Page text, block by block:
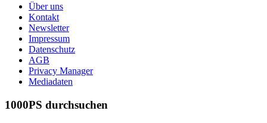
Über uns
Kontakt
Newsletter
Impressum
Datenschutz
AGB
Privacy Manager
Mediadaten
1000PS durchsuchen